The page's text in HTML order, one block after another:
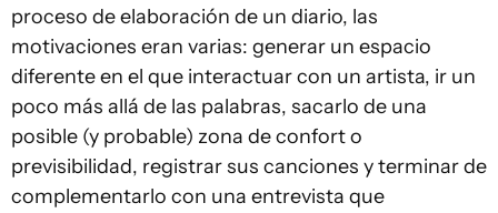
proceso de elaboración de un diario, las
motivaciones eran varias: generar un espacio
diferente en el que interactuar con un artista, ir un
poco más allá de las palabras, sacarlo de una
posible (y probable) zona de confort o
previsibilidad, registrar sus canciones y terminar de
complementarlo con una entrevista que